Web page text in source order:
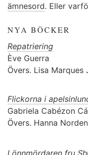
ämnesord. Eller
NYA BÖCKER
Repatriering
Ève Guerra
Övers. Lisa Marques
Flickorna i
Gabriela Cabézon
Övers. Hanna